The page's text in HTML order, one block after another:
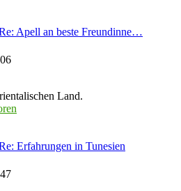
Apell an beste Freundinne…
Land.
Erfahrungen in Tunesien